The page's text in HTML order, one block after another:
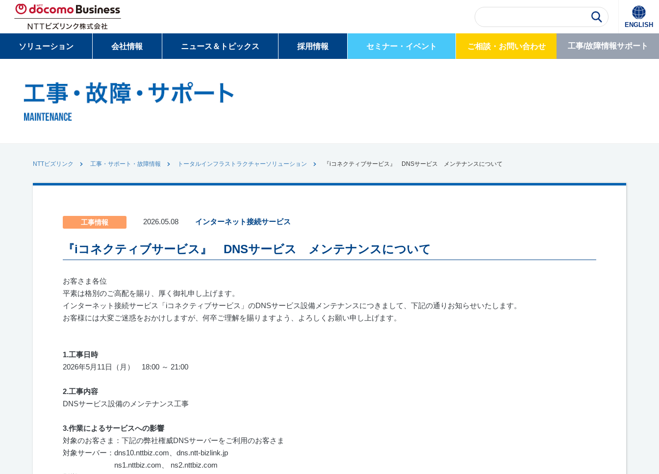
ENGLISH
ソリューション 会社情報 ニュース＆トピックス 採用情報 セミナー・イベント ご相談・ お問い合わせ 工事/故障情報サポート
NTTビズリンク 工事・サポート・故障情報 トータルインフラストラクチャーソリューション 『iコネクティブサービス』 DNSサービス メンテナンスについて
工事情報 2026.05.08 インターネット接続サービス
『iコネクティブサービス』 DNSサービス メンテナンスについて
お客さま各位
平素は格別のご高配を賜り、厚く御礼申し上げます。
インターネット接続サービス「iコネクティブサービス」のDNSサービス設備メンテナンスにつきまして、下記の通りお知らせいたします。
お客様には大変ご迷惑をおかけしますが、何卒ご理解を賜りますよう、よろしくお願い申し上げます。
1.工事日時
2026年5月11日（月） 18:00 ～ 21:00
2.工事内容
DNSサービス設備のメンテナンス工事
3.作業によるサービスへの影響
対象のお客さま：下記の弊社権威DNSサーバーをご利用のお客さま
対象サーバー：dns10.nttbiz.com、 dns.ntt-bizlink.jp
ns1.nttbiz.com、
ns2.nttbiz.com